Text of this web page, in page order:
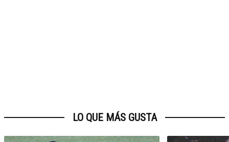
LO QUE MÁS GUSTA